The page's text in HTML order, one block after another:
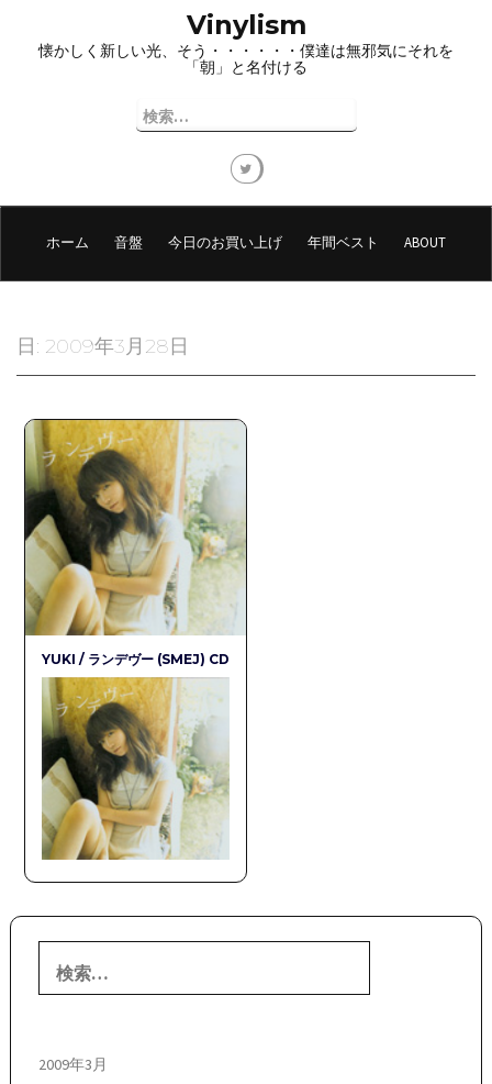
プ
Vinylism
懐かしく新しい光、そう・・・・・・僕達は無邪気にそれを
「朝」と名付ける
検
索:
ホーム 音盤 今日のお買い上げ 年間ベスト ABOUT
日: 2009年3月28日
YUKI / ランデヴー (SMEJ) CD
索:
2009年3月